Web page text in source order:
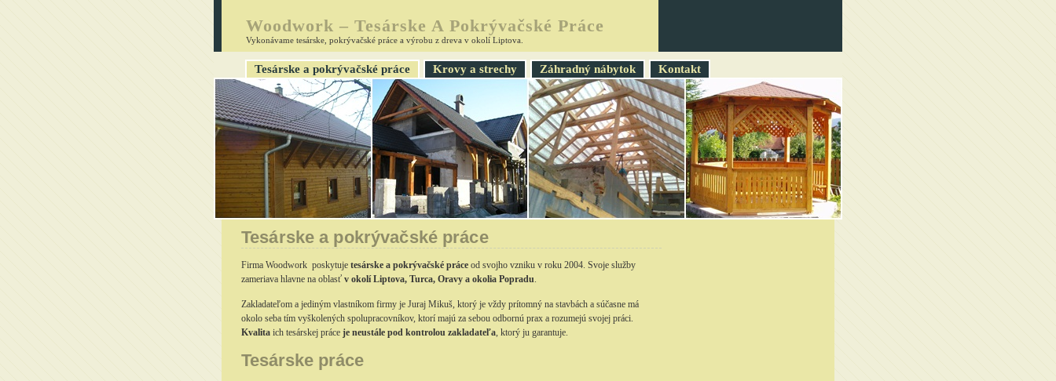
Woodwork – Tesárske A Pokrývačské Práce
Vykonávame tesárske, pokrývačské práce a výrobu z dreva v okolí Liptova.
Tesárske a pokrývačské práce Krovy a strechy Záhradný nábytok Kontakt
Tesárske a pokrývačské práce
Firma Woodwork poskytuje tesárske a pokrývačské práce od svojho vzniku v roku 2004. Svoje služby
zameriava hlavne na oblasť v okolí Liptova, Turca, Oravy a okolia Popradu.
Zakladateľom a jediným vlastníkom firmy je Juraj Mikuš, ktorý je vždy prítomný na stavbách a súčasne má
okolo seba tím vyškolených spolupracovníkov, ktorí majú za sebou odbornú prax a rozumejú svojej práci.
Kvalita ich tesárskej práce je neustále pod kontrolou zakladateľa, ktorý ju garantuje.
Tesárske práce